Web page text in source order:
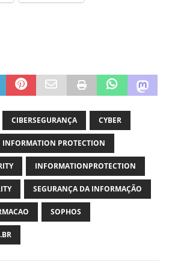
CIBERSEGURANÇA CYBER
INFORMATION PROTECTION
INFORMATIONPROTECTION
SEGURANÇA DA INFORMAÇÃO
SOPHOS